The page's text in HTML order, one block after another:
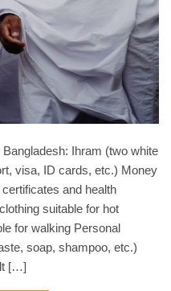
Ihram (two white
visa, ID cards, etc.) Money
and health
suitable for hot
for walking Personal
soap, shampoo, etc.)
[…]